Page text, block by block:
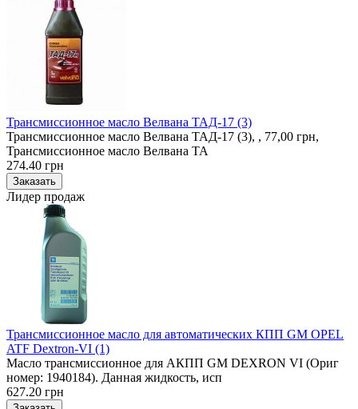
Трансмиссионное масло Велвана ТАД-17 (3)
Трансмиссионное масло Велвана ТАД-17 (3), , 77,00 грн,
Трансмиссионное масло Велвана ТА
274.40 грн
Лидер продаж
Трансмиссионное масло для автоматических КПП GM OPEL
ATF Dextron-VI (1)
Масло трансмиссионное для АКПП GM DEXRON VI (Ориг
номер: 1940184). Данная жидкость, исп
627.20 грн